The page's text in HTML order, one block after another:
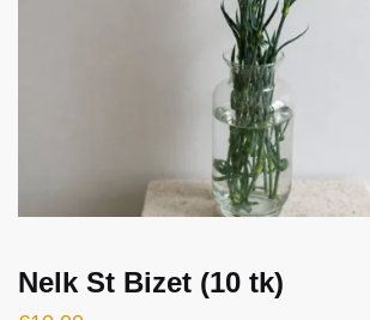
Nelk St Bizet (10 tk)